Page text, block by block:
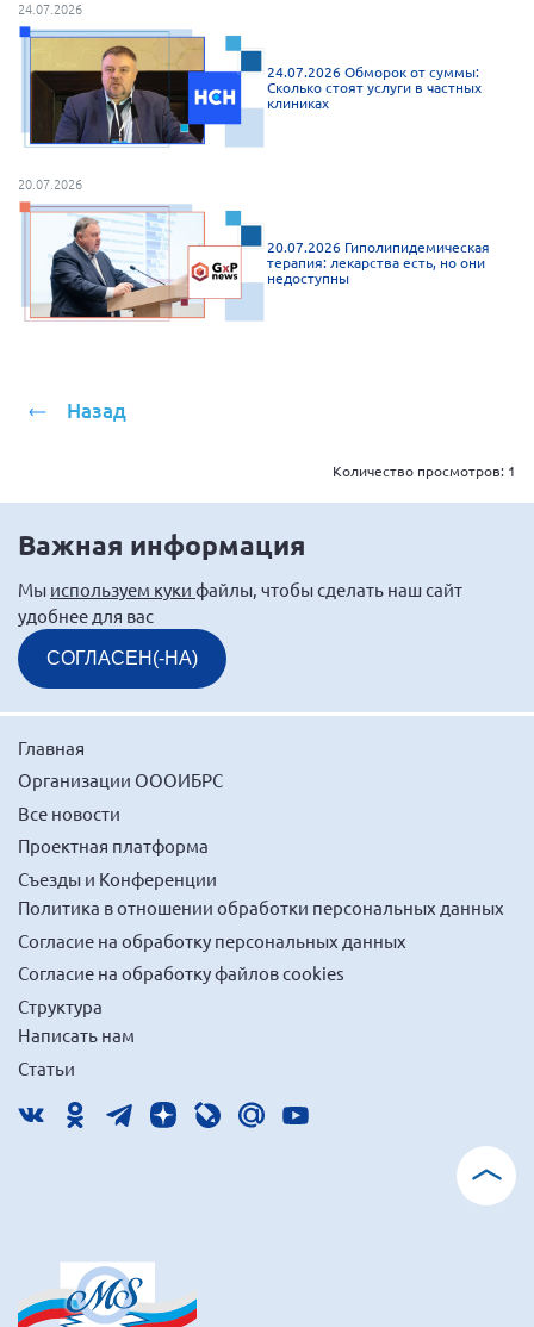
Сахалинская область
Томская область
Тульская область
Ульяновская область
Ярославская область
24.07.2026
24.07.2026 Обморок от суммы:
Сколько стоят услуги в частных
клиниках
20.07.2026
20.07.2026 Гиполипидемическая
терапия: лекарства есть, но они
недоступны
Назад
Количество просмотров: 1
Важная информация
Мы используем куки файлы, чтобы сделать наш сайт
удобнее для вас
СОГЛАСЕН(-НА)
Главная
Организации ОООИБРС
Все новости
Проектная платформа
Съезды и Конференции
Политика в отношении обработки персональных данных
Согласие на обработку персональных данных
Согласие на обработку файлов cookies
Структура
Написать нам
Статьи